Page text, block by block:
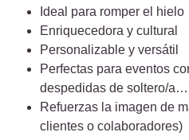
Ideal para romper el hielo
Enriquecedora y cultural
Personalizable y versátil
Perfectas para eventos
despedidas de soltero/a…
Refuerzas la imagen de
clientes o colaboradores)